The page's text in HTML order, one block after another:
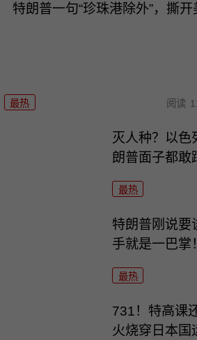
特朗普一句“珍珠港除外”，撕
最热 阅读
灭人种？以色
朗普面子都敢
最热
特朗普刚说要
手就是一巴掌！
最热
731！特高课
火烧穿日本国